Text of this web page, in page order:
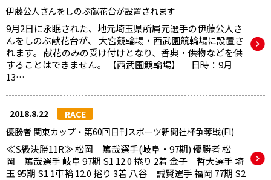
伊藤公人さんをしのぶ献花台が設置されます
9月2日に永眠された、地元埼玉県所属元選手の伊藤公人さ
んをしのぶ献花台が、 大宮競輪場・西武園競輪場に設置さ
れます。 献花のみの受け付けとなり、香典・供物などを供
することはできません。 【西武園競輪場】 日時：9月
13…
2018.8.22
RACE
優勝者 関東カップ・第60回日刊スポーツ新聞社杯争奪戦(Fl)
≪S級決勝11R≫ 松岡 篤哉選手(岐阜・97期) 優勝者 松
岡 篤哉選手 岐阜 97期 S1 12.0 捲り 2着 金子 哲大選手 埼
玉 95期 S1 1車輪 12.0 捲り 3着 八谷 誠賢選手 福岡 77期 S2